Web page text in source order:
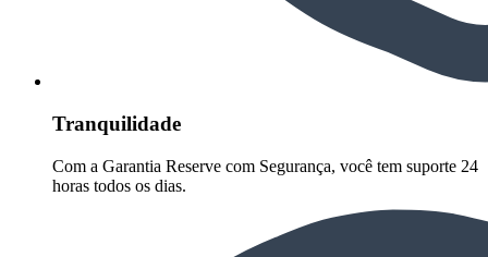
Tranquilidade
Com a Garantia Reserve com Segurança, você tem suporte 24
horas todos os dias.